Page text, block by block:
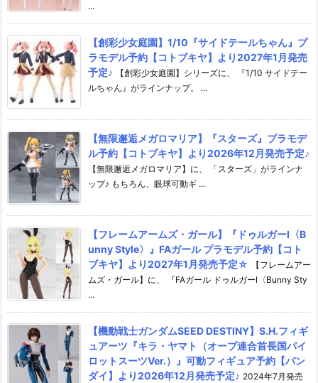
...
【創彩少女庭園】1/10『サイドテールちゃん』プ
ラモデル予約【コトブキヤ】より2027年1月発売
予定♪
【創彩少女庭園】シリーズに、 『1/10 サイドテー
ルちゃん』がラインナップ。 ...
【無限邂逅メガロマリア】『スターズ』プラモデ
ル予約【コトブキヤ】より2026年12月発売予定♪
【無限邂逅メガロマリア】に、 「スターズ」がラインナ
ップ♪ もちろん、眼球可動ギ ...
【フレームアームズ・ガール】『ドゥルガーI〈B
unny Style〉』FAガール プラモデル予約【コト
ブキヤ】より2027年1月発売予定☆
【フレームアー
ムズ・ガール】に、 『FAガール ドゥルガーI〈Bunny Sty
...
【機動戦士ガンダムSEED DESTINY】S.H.フィギ
ュアーツ『キラ・ヤマト（オーブ連合首長国パイ
ロットスーツVer.）』可動フィギュア予約【バン
ダイ】より2026年12月発売予定♪ 2024年7月発売